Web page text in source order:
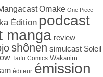
Omake One Piece
Édition podcast
manga review
shônen simulcast Soleil
Taïfu Comics Wakanim
éditeur émission